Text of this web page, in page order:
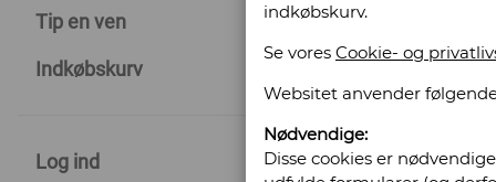
Tip en ven
Indkøbskurv
Log ind
5000 Odense C.
Telefonnr: 23271077
indkøbskurv.
Se vores Cookie- og
Websitet anvender
Nødvendige:
Disse cookies er